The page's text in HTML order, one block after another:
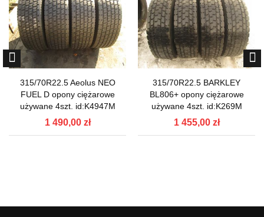
315/70R22.5 Aeolus NEO
FUEL D opony ciężarowe
używane 4szt. id:K4947M
1 490,00 zł
315/70R22.5 BARKLEY
BL806+ opony ciężarowe
używane 4szt. id:K269M
1 455,00 zł